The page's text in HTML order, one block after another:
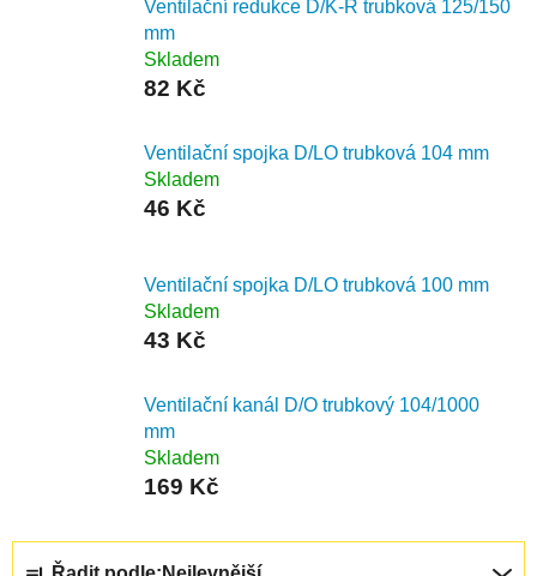
Ventilační redukce D/K-R trubková 125/150
mm
Skladem
82 Kč
Ventilační spojka D/LO trubková 104 mm
Skladem
46 Kč
Ventilační spojka D/LO trubková 100 mm
Skladem
43 Kč
Ventilační kanál D/O trubkový 104/1000
mm
Skladem
169 Kč